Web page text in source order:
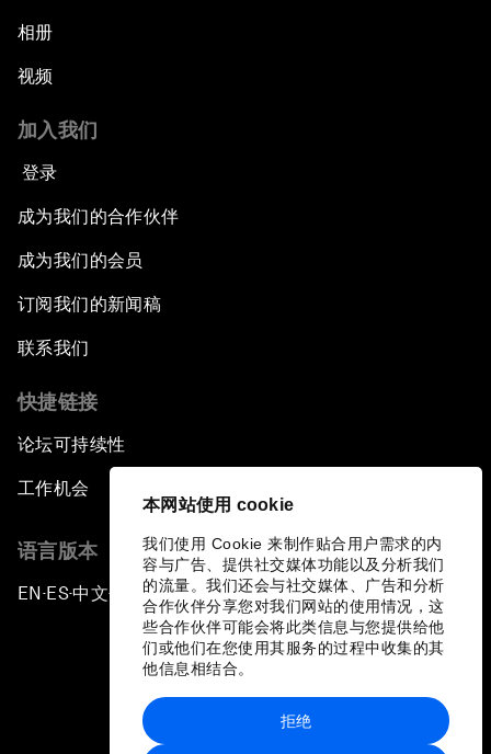
本网站使用 cookie
我们使用 Cookie 来制作贴合用户需求的内
容与广告、提供社交媒体功能以及分析我们
的流量。我们还会与社交媒体、广告和分析
合作伙伴分享您对我们网站的使用情况，这
些合作伙伴可能会将此类信息与您提供给他
们或他们在您使用其服务的过程中收集的其
他信息相结合。
拒绝
相册
视频
加入我们
登录
成为我们的合作伙伴
成为我们的会员
订阅我们的新闻稿
联系我们
快捷链接
论坛可持续性
工作机会
语言版本
EN ▪ES▪中文▪ 日本語